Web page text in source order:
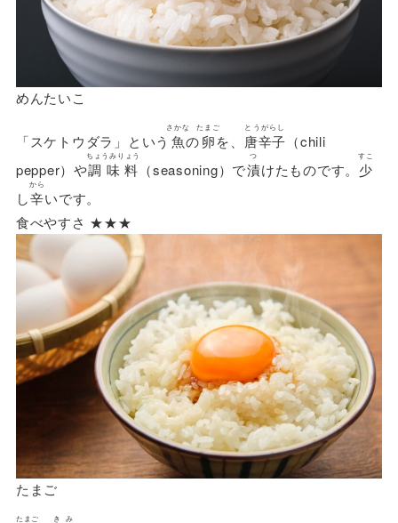
めんたいこ
「スケトウダラ」という 魚
さかな
の卵
たまご
を、 唐辛子
とうがらし
（chili
pepper）や調味料
ちょうみりょう
（seasoning）で漬
つ
けたものです。 少
すこ
し辛
から
いです。
食べやすさ ★★★
たまご
たまご きみ